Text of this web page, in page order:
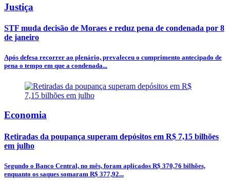
Justiça
STF muda decisão de Moraes e reduz pena de condenada por 8
de janeiro
Após defesa recorrer ao plenário, prevaleceu o cumprimento antecipado de
pena o tempo em que a condenada...
Economia
Retiradas da poupança superam depósitos em R$ 7,15 bilhões
em julho
Segundo o Banco Central, no mês, foram aplicados R$ 370,76 bilhões,
enquanto os saques somaram R$ 377,92...